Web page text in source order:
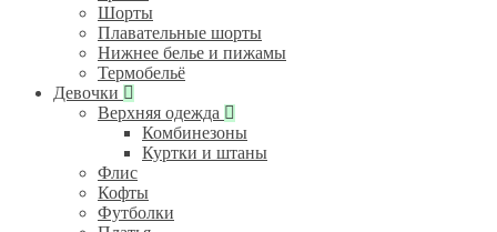
Шорты
Плавательные шорты
Нижнее белье и пижамы
Термобельё
Девочки
Верхняя одежда
Комбинезоны
Куртки и штаны
Флис
Кофты
Футболки